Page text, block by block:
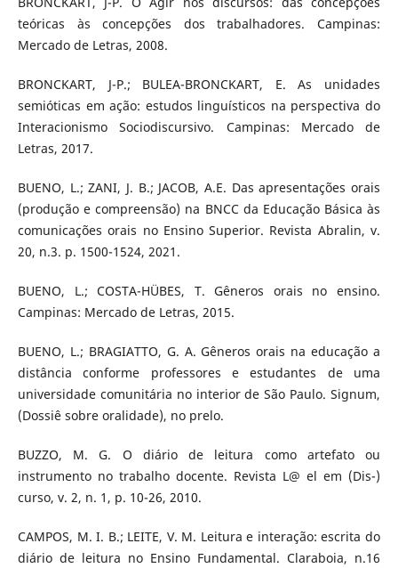
teóricas às concepções dos trabalhadores. Campinas:
Mercado de Letras, 2008.
BRONCKART, J-P.; BULEA-BRONCKART, E. As unidades
semióticas em ação: estudos linguísticos na perspectiva do
Interacionismo Sociodiscursivo. Campinas: Mercado de
Letras, 2017.
BUENO, L.; ZANI, J. B.; JACOB, A.E. Das apresentações orais
(produção e compreensão) na BNCC da Educação Básica às
comunicações orais no Ensino Superior. Revista Abralin, v.
20, n.3. p. 1500-1524, 2021.
BUENO, L.; COSTA-HÜBES, T. Gêneros orais no ensino.
Campinas: Mercado de Letras, 2015.
BUENO, L.; BRAGIATTO, G. A. Gêneros orais na educação a
distância conforme professores e estudantes de uma
universidade comunitária no interior de São Paulo. Signum,
(Dossiê sobre oralidade), no prelo.
BUZZO, M. G. O diário de leitura como artefato ou
instrumento no trabalho docente. Revista L@ el em (Dis-)
curso, v. 2, n. 1, p. 10-26, 2010.
CAMPOS, M. I. B.; LEITE, V. M. Leitura e interação: escrita do
diário de leitura no Ensino Fundamental. Claraboia, n.16